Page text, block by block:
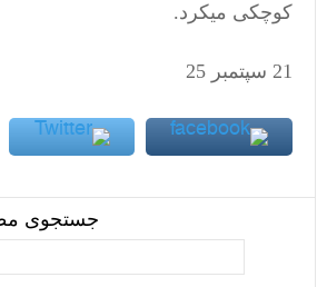
کوچکی میکرد.
21 سپتمبر 25
جستجوی